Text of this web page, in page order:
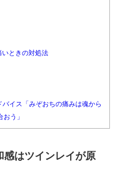
いときの対処法
イス「みぞおちの痛みは魂から
う」
感はツインレイが原